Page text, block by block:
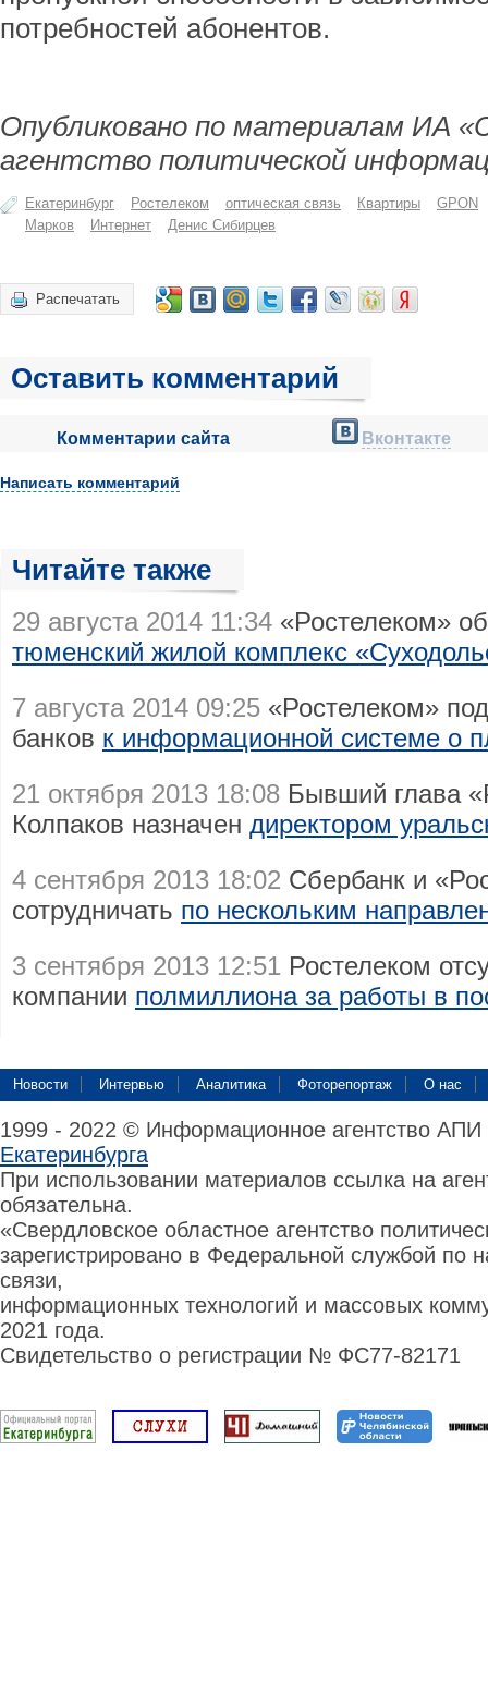
потребностей абонентов.
Опубликовано по материалам ИА
агентство политической
Екатеринбург Ростелеком оптическая связь Квартиры
GPON
Марков
Интернет Денис Сибирцев
Распечатать
Оставить комментарий
Комментарии сайта Вконтакте
Написать комментарий
Читайте также
29 августа 2014 11:34 «Ростелеком»
тюменский жилой комплекс
7 августа 2014 09:25 «Ростелеком»
банков к информационной системе о
21 октября 2013 18:08 Бывший глава
Колпаков назначен директором
4 сентября 2013 18:02 Сбербанк и
сотрудничать по нескольким
3 сентября 2013 12:51 Ростелеком
компании полмиллиона за работы в
Новости Интервью Аналитика Фоторепортаж О нас
1999 - 2022 © Информационное агентство
Екатеринбурга
При использовании материалов ссылка на
обязательна.
«Свердловское областное агентство
зарегистрировано в Федеральной службой по
связи,
информационных технологий и массовых
2021 года.
Свидетельство о регистрации № ФС77-82171